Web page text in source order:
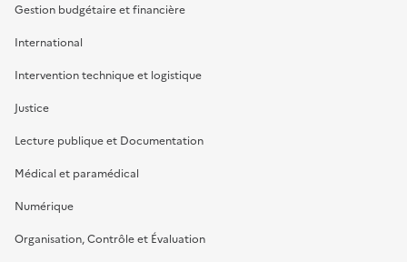
Gestion budgétaire et financière
International
Intervention technique et logistique
Justice
Lecture publique et Documentation
Médical et paramédical
Numérique
Organisation, Contrôle et Évaluation